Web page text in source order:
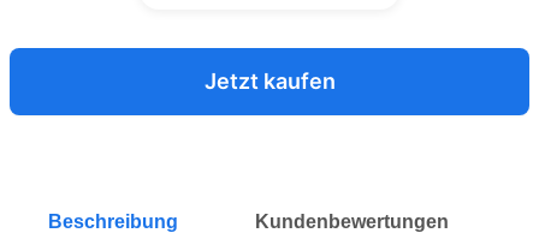
Jetzt kaufen
Beschreibung Kundenbewertungen